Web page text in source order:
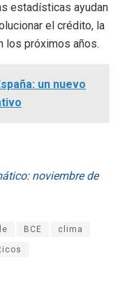
estadísticas ayudan
el crédito, la
los próximos años.
un nuevo
noviembre de
BCE clima